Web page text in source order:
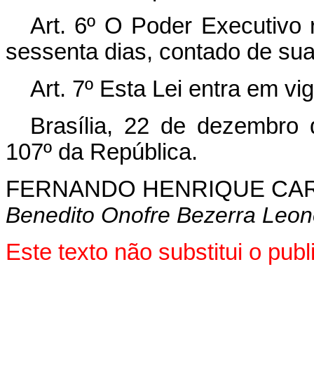
Art. 6º O Poder Executivo
sessenta dias, contado de
Art. 7º Esta Lei entra em
Brasília, 22 de dezembro
107º da República.
FERNANDO HENRIQUE
Benedito Onofre Bezerra
Este texto não substitui o